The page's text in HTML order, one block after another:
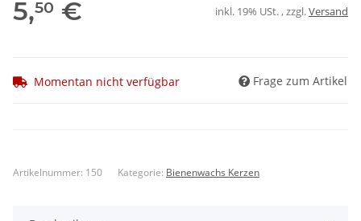
5,50 € inkl. 19% USt. , zzgl.Versand
Momentan nicht verfügbar Frage zum Artikel
Artikelnummer: 150 Kategorie: Bienenwachs Kerzen